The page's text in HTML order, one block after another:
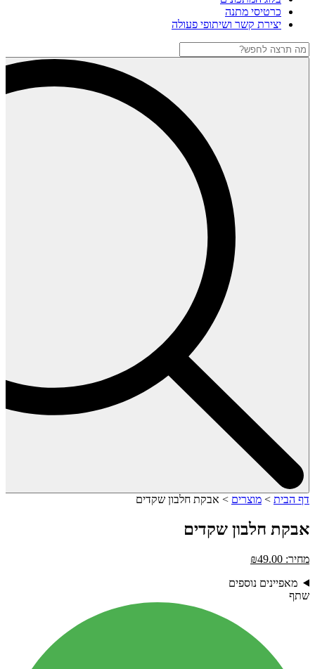
כרטיסי מתנה
יצירת קשר ושיתופי פעולה
דף הבית > מוצרים > אבקת חלבון שקדים
אבקת חלבון שקדים
מחיר: ₪49.00
מאפיינים נוספים
שתף